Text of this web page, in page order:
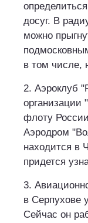
досуг. В
можно
в том числе,
2. Аэроклуб
организации
флоту
Аэродром
находится в
придется
3.
в Серпухове
Сейчас он